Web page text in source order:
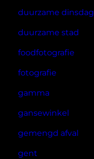
duurzame dinsdag
duurzame stad
foodfotografie
fotografie
gamma
gansewinkel
gemengd afval
gent